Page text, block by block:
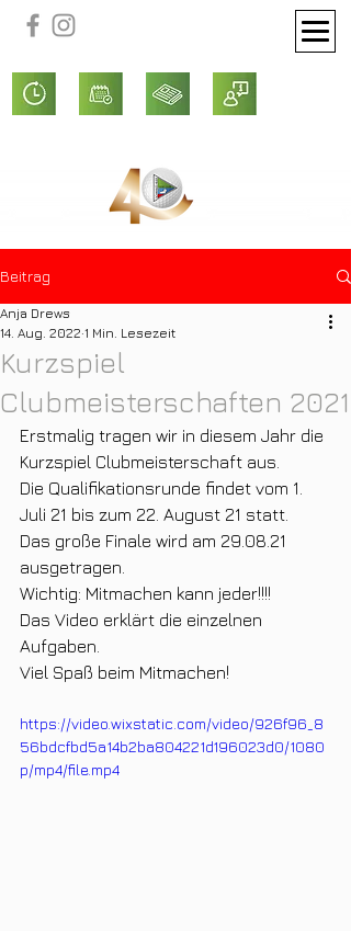
Beitrag
Kurzspiel
Clubmeisterschaften 2021
Anja Drews
14. Aug. 2022 1 Min. Lesezeit
Erstmalig tragen wir in diesem Jahr die
Kurzspiel Clubmeisterschaft aus.
Die Qualifikationsrunde findet vom 1.
Juli 21 bis zum 22. August 21 statt.
Das große Finale wird am 29.08.21
ausgetragen.
Wichtig: Mitmachen kann jeder!!!!
Das Video erklärt die einzelnen
Aufgaben.
Viel Spaß beim Mitmachen!
https://video.wixstatic.com/video/926f96_8
56bdcfbd5a14b2ba804221d196023d0/1080
p/mp4/file.mp4